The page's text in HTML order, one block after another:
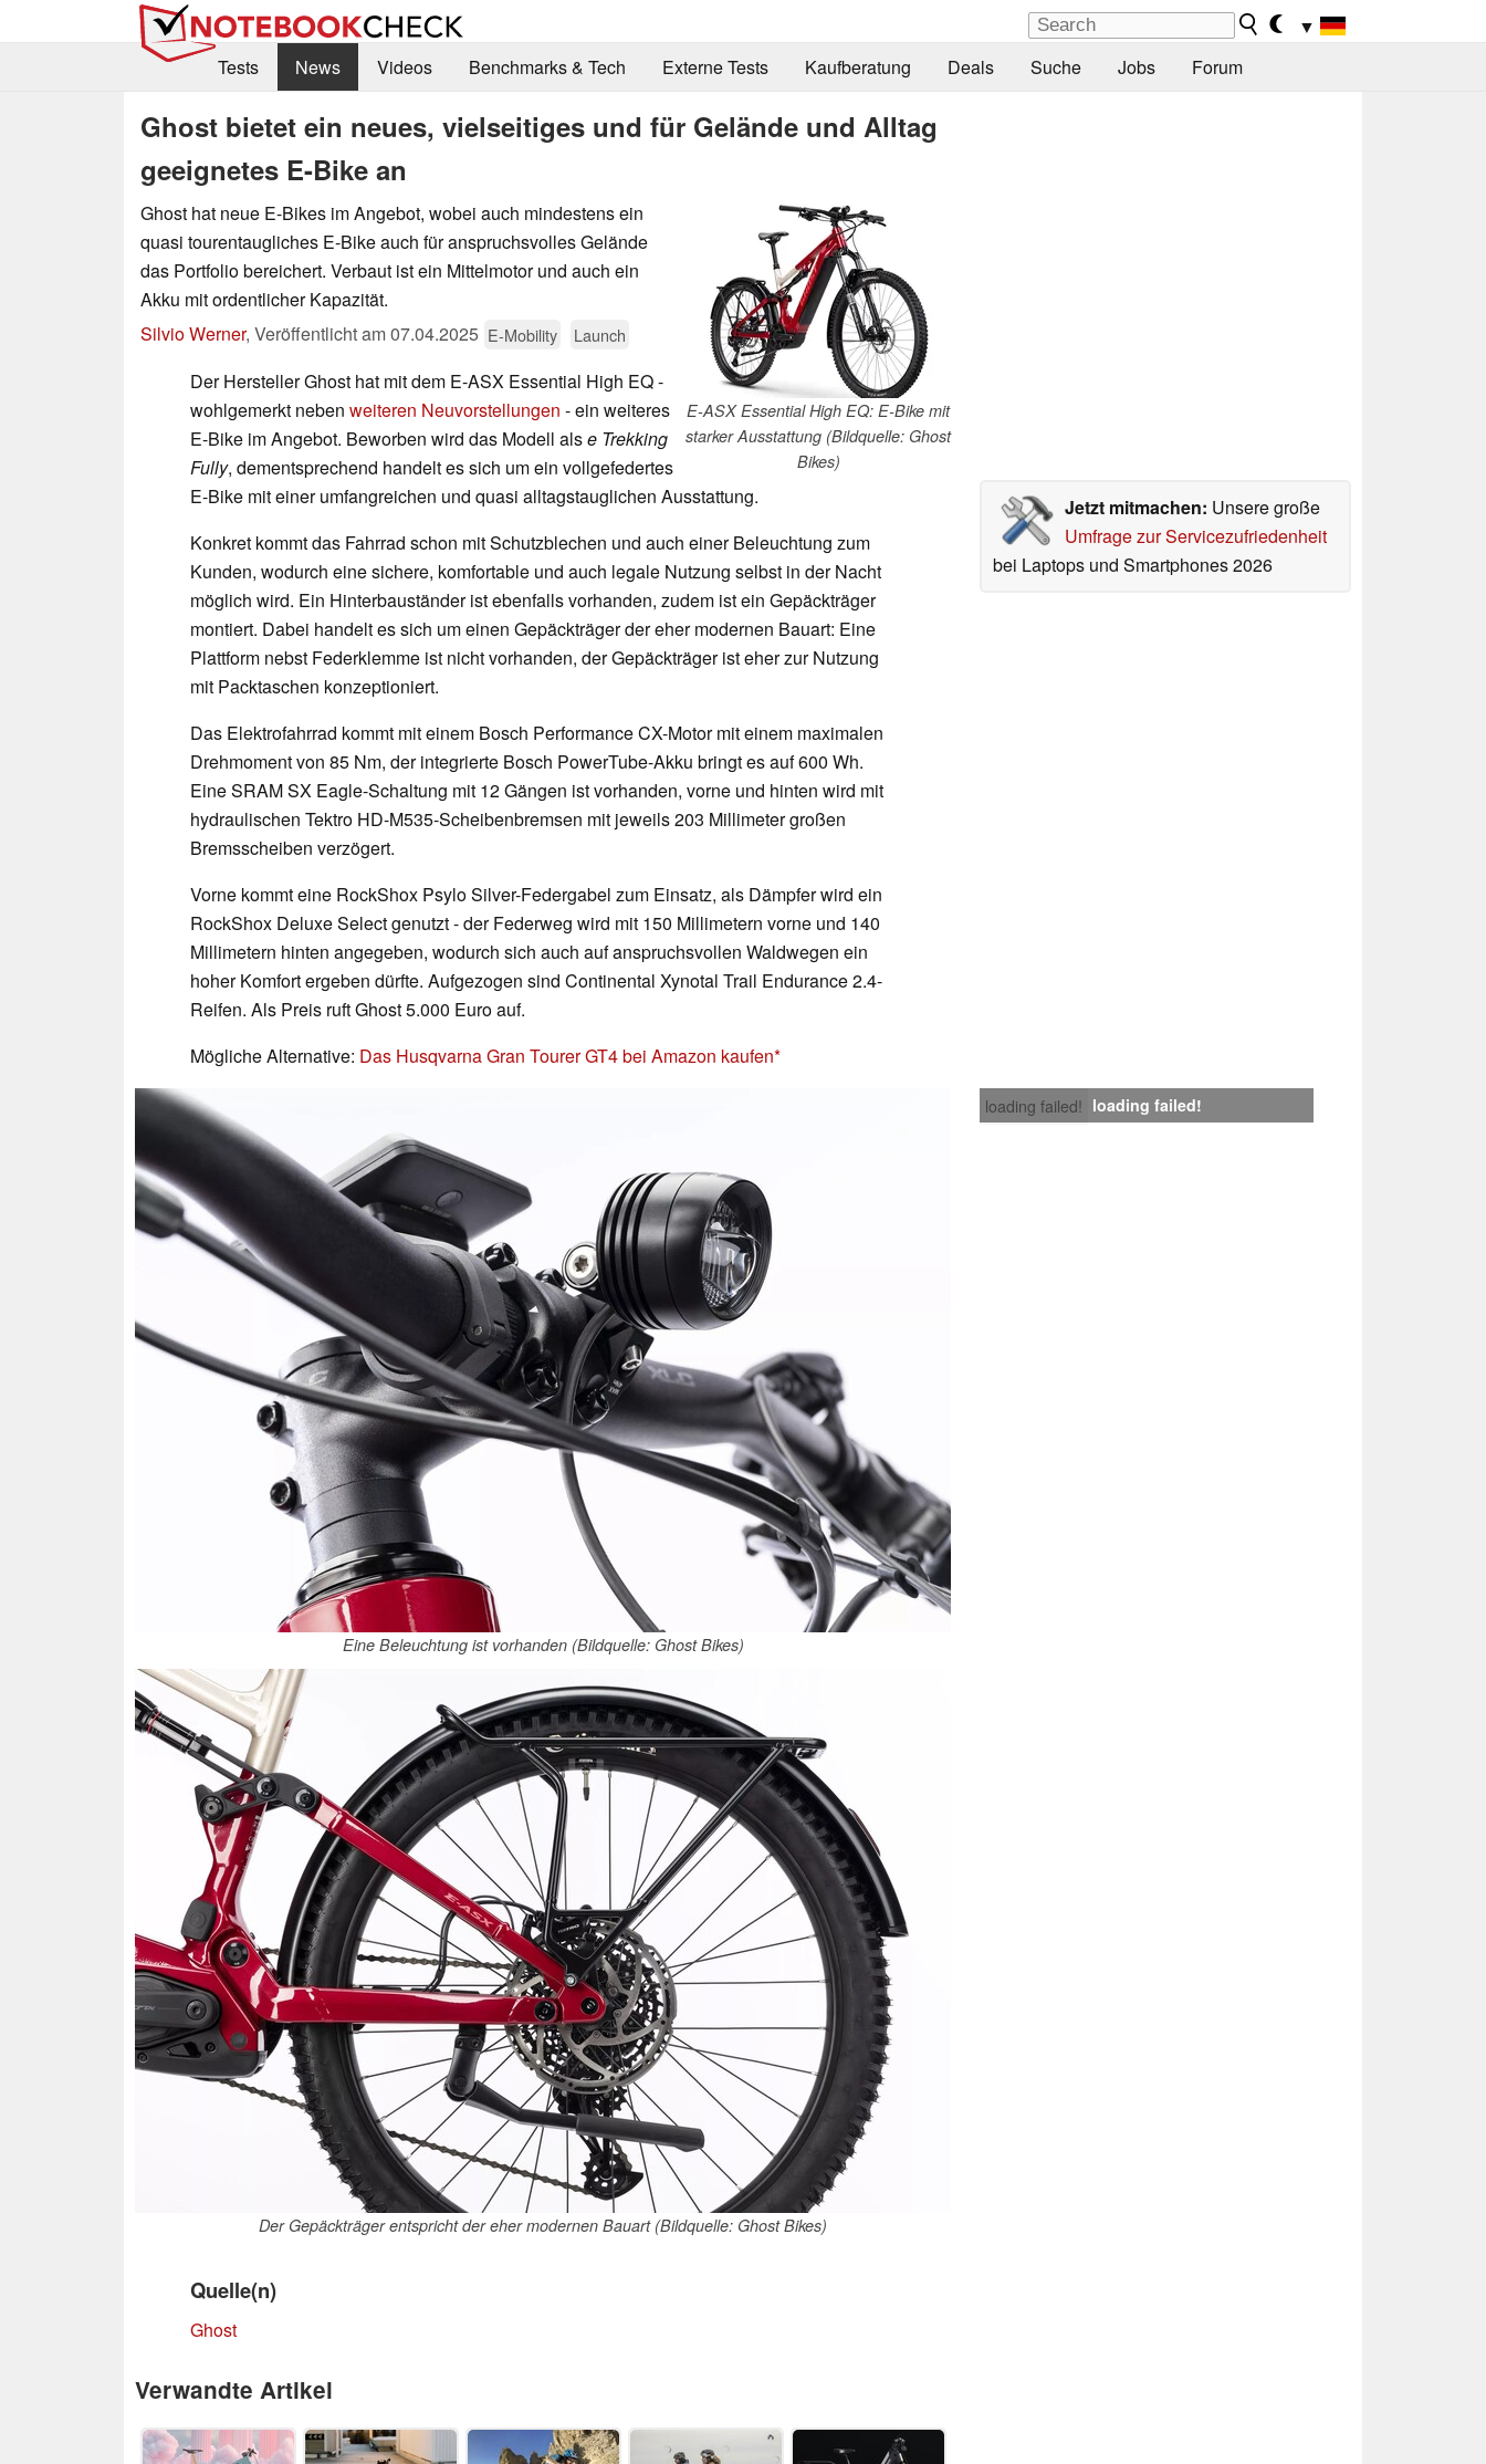
▼
Tests
News Videos Benchmarks & Tech Externe Tests Kaufberatung Deals Suche Jobs Forum
Ghost bietet ein neues, vielseitiges und für Gelände und Alltag
geeignetes E-Bike an
E-ASX Essential High EQ: E-Bike mit
starker Ausstattung (Bildquelle: Ghost
Bikes)
Ghost hat neue E-Bikes im Angebot, wobei auch mindestens ein
quasi tourentaugliches E-Bike auch für anspruchsvolles Gelände
das Portfolio bereichert. Verbaut ist ein Mittelmotor und auch ein
Akku mit ordentlicher Kapazität.
Silvio Werner, Veröffentlicht am07.04.2025 E-Mobility Launch
Jetzt mitmachen: Unsere große
Umfrage zur Servicezufriedenheit
bei Laptops und Smartphones 2026
Der Hersteller Ghost hat mit dem E-ASX Essential High EQ -
wohlgemerkt neben weiteren Neuvorstellungen - ein weiteres
E-Bike im Angebot. Beworben wird das Modell alse Trekking
Fully, dementsprechend handelt es sich um ein vollgefedertes
E-Bike mit einer umfangreichen und quasi alltagstauglichen Ausstattung.
Konkret kommt das Fahrrad schon mit Schutzblechen und auch einer Beleuchtung zum
Kunden, wodurch eine sichere, komfortable und auch legale Nutzung selbst in der Nacht
möglich wird. Ein Hinterbauständer ist ebenfalls vorhanden, zudem ist ein Gepäckträger
montiert. Dabei handelt es sich um einen Gepäckträger der eher modernen Bauart: Eine
Plattform nebst Federklemme ist nicht vorhanden, der Gepäckträger ist eher zur Nutzung
mit Packtaschen konzeptioniert.
Das Elektrofahrrad kommt mit einem Bosch Performance CX-Motor mit einem maximalen
Drehmoment von 85 Nm, der integrierte Bosch PowerTube-Akku bringt es auf 600 Wh.
Eine SRAM SX Eagle-Schaltung mit 12 Gängen ist vorhanden, vorne und hinten wird mit
hydraulischen Tektro HD-M535-Scheibenbremsen mit jeweils 203 Millimeter großen
Bremsscheiben verzögert.
Vorne kommt eine RockShox Psylo Silver-Federgabel zum Einsatz, als Dämpfer wird ein
RockShox Deluxe Select genutzt - der Federweg wird mit 150 Millimetern vorne und 140
Millimetern hinten angegeben, wodurch sich auch auf anspruchsvollen Waldwegen ein
hoher Komfort ergeben dürfte. Aufgezogen sind Continental Xynotal Trail Endurance 2.4-
Reifen. Als Preis ruft Ghost 5.000 Euro auf.
Mögliche Alternative: Das Husqvarna Gran Tourer GT4 bei Amazon kaufen
loading failed! loading failed!
Eine Beleuchtung ist vorhanden (Bildquelle: Ghost Bikes)
Der Gepäckträger entspricht der eher modernen Bauart (Bildquelle: Ghost Bikes)
Quelle(n)
Ghost
Verwandte Artikel